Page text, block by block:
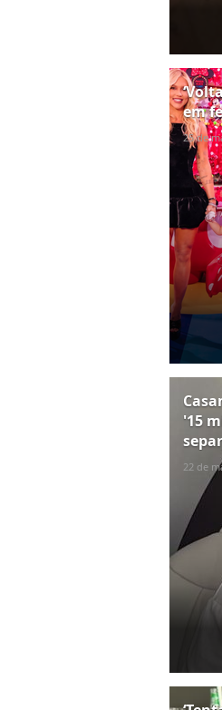
em
25 de
'15
22 de